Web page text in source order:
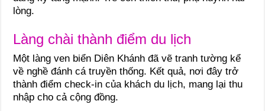
lòng.
Làng chài thành điểm du lịch
Một làng ven biển Diên Khánh đã vẽ tranh tường kể
về nghề đánh cá truyền thống. Kết quả, nơi đây trở
thành điểm check-in của khách du lịch, mang lại thu
nhập cho cả cộng đồng.